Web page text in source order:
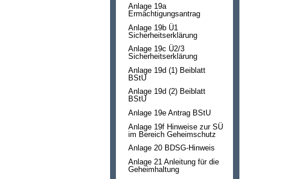
Anlage 19a
Ermächtigungsantrag
Anlage 19b Ü1
Sicherheitserklärung
Anlage 19c Ü2/3
Sicherheitserklärung
Anlage 19d (1) Beiblatt
BStU
Anlage 19d (2) Beiblatt
BStU
Anlage 19e Antrag BStU
Anlage 19f Hinweise zur SÜ
im Bereich Geheimschutz
Anlage 20 BDSG-Hinweis
Anlage 21 Anleitung für die
Geheimhaltung